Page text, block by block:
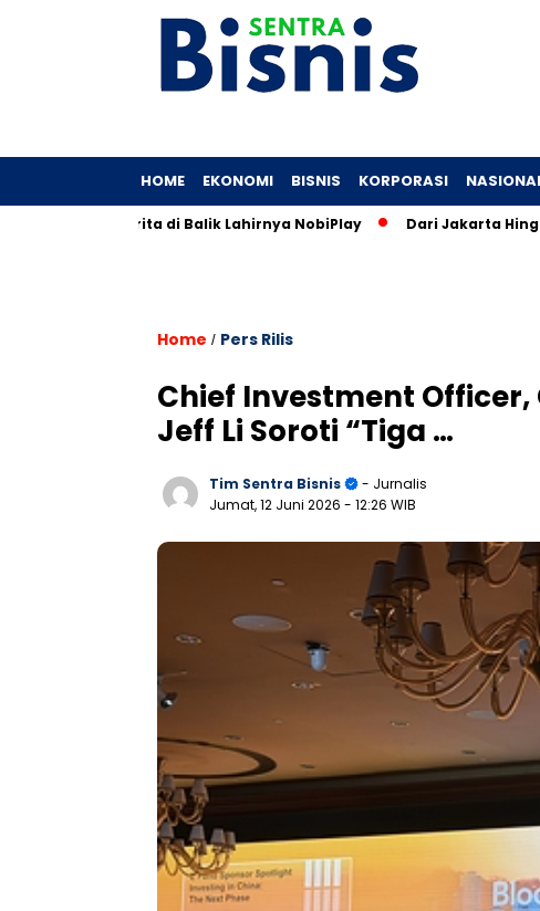
HOME EKONOMI BISNIS KORPORASI
Cerita di Balik Lahirnya NobiPlay Dari Jakarta Hingga ke
Home / Pers Rilis
Chief Investment Officer,
Jeff Li Soroti “Tiga …
Tim Sentra Bisnis
- Jurnalis
Jumat, 12 Juni 2026 - 12:26 WIB